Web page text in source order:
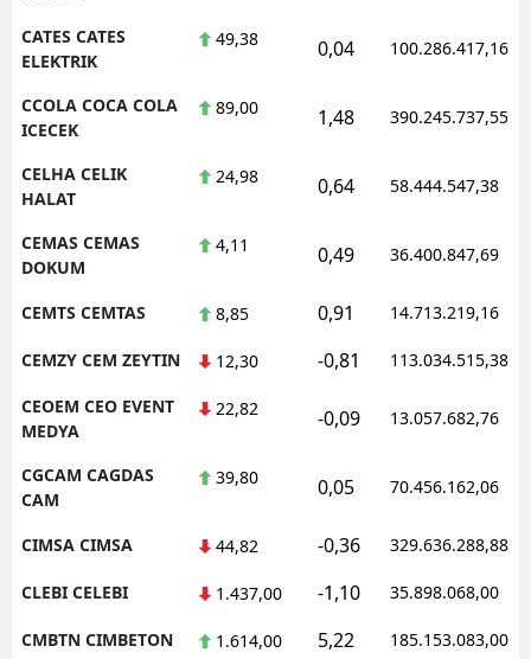
CATES CATES
ELEKTRIK
49,38 0,04 100.286.417,16
CCOLA COCA COLA
ICECEK
89,00 1,48 390.245.737,55
CELHA CELIK
HALAT
24,98 0,64 58.444.547,38
CEMAS CEMAS
DOKUM
4,11 0,49 36.400.847,69
CEMTS CEMTAS 8,85 0,91 14.713.219,16
CEMZY CEM ZEYTIN 12,30 -0,81 113.034.515,38
CEOEM CEO EVENT
MEDYA
22,82 -0,09 13.057.682,76
CGCAM CAGDAS
CAM
39,80 0,05 70.456.162,06
CIMSA CIMSA 44,82 -0,36 329.636.288,88
CLEBI CELEBI 1.437,00 -1,10 35.898.068,00
CMBTN CIMBETON 1.614,00 5,22 185.153.083,00